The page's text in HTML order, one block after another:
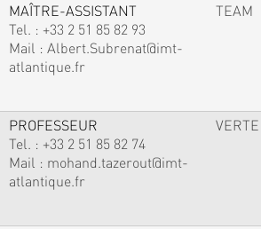
MAÎTRE-ASSISTANT
Tel. : +33 2 51 85 82 93
Mail : Albert.Subrenat@imt-
atlantique.fr
TEAM
PROFESSEUR
Tel. : +33 2 51 85 82 74
Mail : mohand.tazerout@imt-
atlantique.fr
VERTE